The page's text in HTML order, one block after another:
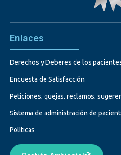
Enlaces
Derechos y Deberes de los
Encuesta de Satisfacción
Peticiones, quejas, reclamos,
Sistema de administración de
Políticas